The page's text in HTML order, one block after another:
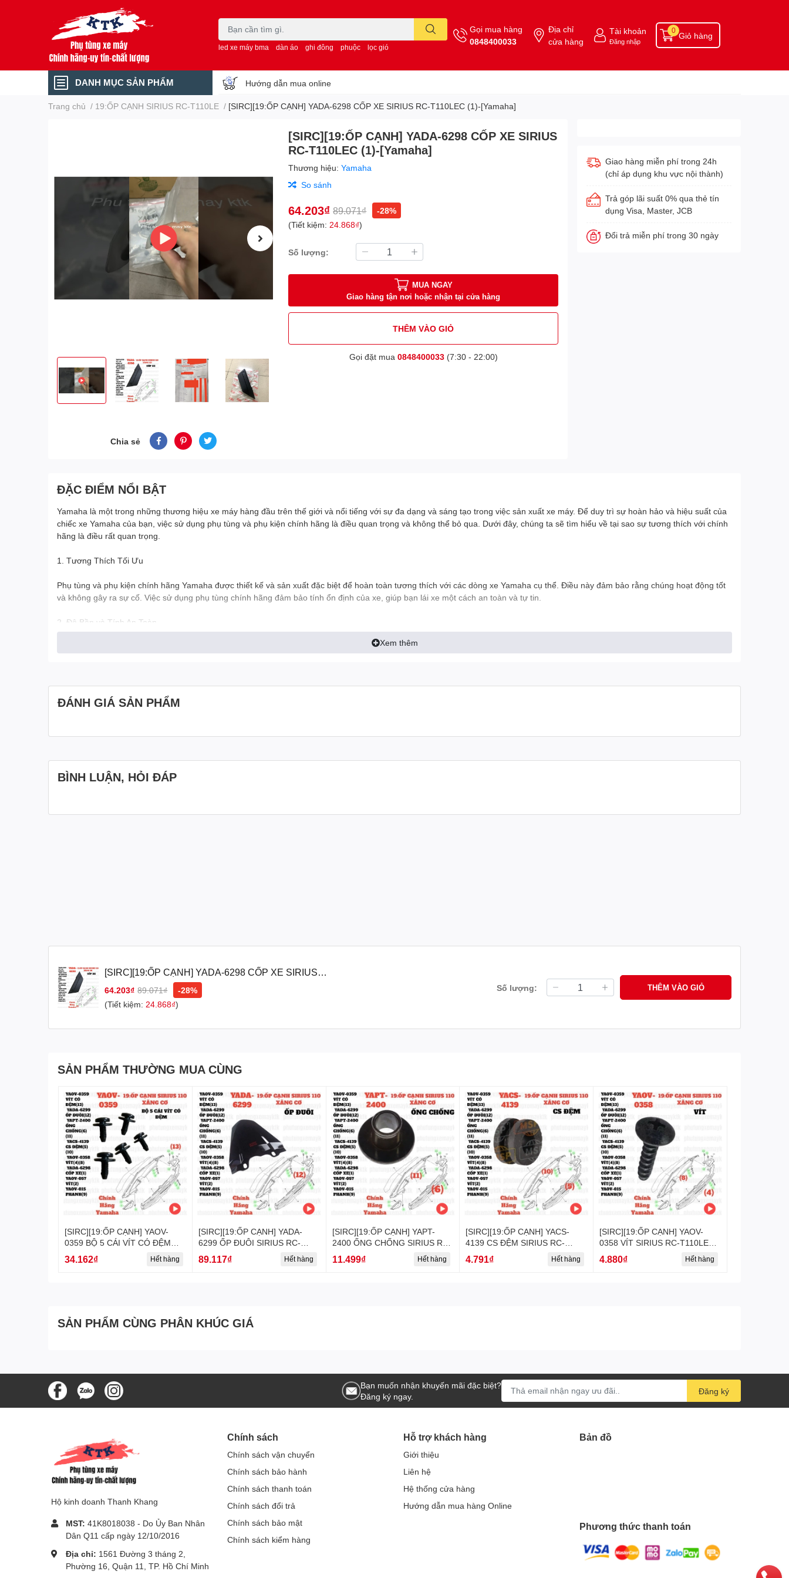
led xe máy bma dàn áo ghi đông phuộc lọc gió
Gọi mua hàng
0848400033
Địa chỉ
cửa hàng
Tài khoản
Đăng nhập
Giỏ hàng
0
DANH MỤC SẢN PHẨM Hướng dẫn mua online
Trang chủ / 19:ỐP CẠNH SIRIUS RC-T110LE / [SIRC][19:ỐP CẠNH] YADA-6298 CỐP XE SIRIUS RC-T110LEC (1)-[Yamaha]
Chia sẻ
[SIRC][19:ỐP CẠNH] YADA-6298 CỐP XE SIRIUS
RC-T110LEC (1)-[Yamaha]
Thương hiệu:Yamaha
So sánh
64.203₫ 89.071₫
-28%
(Tiết kiệm: 24.868₫)
Số lượng:
MUA NGAY
Giao hàng tận nơi hoặc nhận tại cửa hàng
THÊM VÀO GIỎ
Gọi đặt mua 0848400033(7:30 - 22:00)
Giao hàng miễn phí trong 24h
(chỉ áp dụng khu vực nội thành)
Trả góp lãi suất 0% qua thẻ tín
dụng Visa, Master, JCB
Đổi trả miễn phí trong 30 ngày
ĐẶC ĐIỂM NỔI BẬT
Yamaha là một trong những thương hiệu xe máy hàng đầu trên thế giới và nổi tiếng với sự đa dạng và sáng tạo trong việc sản xuất xe máy. Để duy trì sự hoàn hảo và hiệu suất của
chiếc xe Yamaha của bạn, việc sử dụng phụ tùng và phụ kiện chính hãng là điều quan trọng và không thể bỏ qua. Dưới đây, chúng ta sẽ tìm hiểu về tại sao sự tương thích với chính
hãng là điều rất quan trọng.
1. Tương Thích Tối Ưu
Phụ tùng và phụ kiện chính hãng Yamaha được thiết kế và sản xuất đặc biệt để hoàn toàn tương thích với các dòng xe Yamaha cụ thể. Điều này đảm bảo rằng chúng hoạt động tốt
và không gây ra sự cố. Việc sử dụng phụ tùng chính hãng đảm bảo tính ổn định của xe, giúp bạn lái xe một cách an toàn và tự tin.
2. Độ Bền và Tính An Toàn
Phụ tùng và phụ kiện chính hãng Yamaha được làm từ vật liệu chất lượng cao và theo quy trình sản xuất nghiêm ngặt. Điều này đảm bảo tính bền vững và an toàn cho xe của bạn.
3. Giữ Nguyên Giá Trị Xe
Sử dụng phụ tùng chính hãng giúp giữ nguyên giá trị của chiếc xe Yamaha của bạn. Trong trường hợp bạn muốn bán hoặc trao đổi xe, chiếc xe được trang bị bằng các phụ tùng
Nếu bạn cần hỗ trợ kỹ thuật hoặc tư vấn về sử dụng và bảo dưỡng, các đại lý Yamaha sẽ có kiến thức và kỹ năng tốt nhất để giúp bạn. Họ có kiến thức về các sản phẩm chính hãng
và có thể cung cấp giải pháp cho mọi vấn đề bạn gặp phải.
Xem thêm
ĐÁNH GIÁ SẢN PHẨM
BÌNH LUẬN, HỎI ĐÁP
[SIRC][19:ỐP CẠNH] YADA-6298 CỐP XE SIRIUS
RC-T110LEC (1)-[Yamaha]
64.203₫ 89.071₫
-28%
(Tiết kiệm: 24.868₫)
Số lượng: THÊM VÀO GIỎ
SẢN PHẨM THƯỜNG MUA CÙNG
[SIRC][19:ỐP CẠNH] YAOV-
0359 BỘ 5 CÁI VÍT CÓ ĐỆM
SIRIUS RC-T110LE (13)
[23:CỤM(14)] [21:ỐP(11)(15)
34.162₫ Hết hàng
[SIRC][19:ỐP CẠNH] YADA-
6299 ỐP ĐUÔI SIRIUS RC-
T110LE (12)-[Yamaha]
89.117₫ Hết hàng
[SIRC][19:ỐP CẠNH] YAPT-
2400 ỐNG CHỐNG SIRIUS RC-
T110LE (6)(11)-[Yamaha]
11.499₫ Hết hàng
[SIRC][19:ỐP CẠNH] YACS-
4139 CS ĐỆM SIRIUS RC-
T110LE (5)(10)-[Yamaha],
SIRIUS FI [19:ỐP(11)]
4.791₫ Hết hàng
[SIRC][19:ỐP CẠNH] YAOV-
0358 VÍT SIRIUS RC-T110LE
(4)(8)-[Yamaha]
4.880₫ Hết hàng
SẢN PHẨM CÙNG PHÂN KHÚC GIÁ
Bạn muốn nhận khuyến mãi đặc biệt?
Đăng ký ngay.
Đăng ký
Hộ kinh doanh Thanh Khang
MST: 41K8018038 - Do Ủy Ban Nhân
Dân Q11 cấp ngày 12/10/2016
Địa chỉ: 1561 Đường 3 tháng 2,
Phường 16, Quận 11, TP. Hồ Chí Minh
Chính sách
Chính sách vận chuyển
Chính sách bảo hành
Chính sách thanh toán
Chính sách đổi trả
Chính sách bảo mật
Chính sách kiểm hàng
Hỗ trợ khách hàng
Giới thiệu
Liên hệ
Hệ thống cửa hàng
Hướng dẫn mua hàng Online
Bản đồ
Phương thức thanh toán